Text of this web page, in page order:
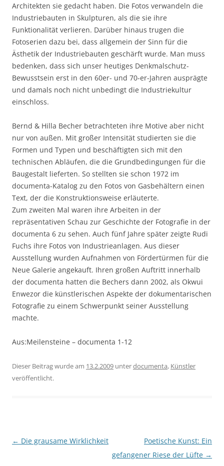
Architekten sie gedacht haben. Die Fotos verwandeln die
Industriebauten in Skulpturen, als die sie ihre
Funktionalität verlieren. Darüber hinaus trugen die
Fotoserien dazu bei, dass allgemein der Sinn für die
Ästhetik der Industriebauten geschärft wurde. Man muss
bedenken, dass sich unser heutiges Denkmalschutz-
Bewusstsein erst in den 60er- und 70-er-Jahren ausprägte
und damals noch nicht unbedingt die Industriekultur
einschloss.
Bernd & Hilla Becher betrachteten ihre Motive aber nicht
nur von außen. Mit großer Intensität studierten sie die
Formen und Typen und beschäftigten sich mit den
technischen Abläufen, die die Grundbedingungen für die
Baugestalt lieferten. So stellten sie schon 1972 im
documenta-Katalog zu den Fotos von Gasbehältern einen
Text, der die Konstruktionsweise erläuterte.
Zum zweiten Mal waren ihre Arbeiten in der
repräsentativen Schau zur Geschichte der Fotografie in der
documenta 6 zu sehen. Auch fünf Jahre später zeigte Rudi
Fuchs ihre Fotos von Industrieanlagen. Aus dieser
Ausstellung wurden Aufnahmen von Fördertürmen für die
Neue Galerie angekauft. Ihren großen Auftritt innerhalb
der documenta hatten die Bechers dann 2002, als Okwui
Enwezor die künstlerischen Aspekte der dokumentarischen
Fotografie zu einem Schwerpunkt seiner Ausstellung
machte.
Aus:Meilensteine – documenta 1-12
Dieser Beitrag wurde am 13.2.2009 unterdocumenta, Künstler
veröffentlicht.
Beitragsnavigation
← Die grausame Wirklichkeit
Poetische Kunst: Ein
gefangener Riese der Lüfte →